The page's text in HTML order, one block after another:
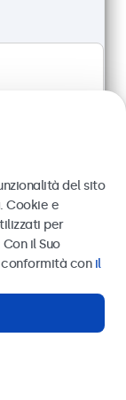
al carrello
del sito
Cookie e
per
il Suo
conformità con il